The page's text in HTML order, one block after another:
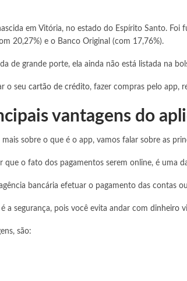
em Vitória, no estado do Espírito Santo.
20,27%) e o Banco Original (com 17,76%).
de grande porte, ela ainda não está listada na
o seu cartão de crédito, fazer compras pelo app,
vantagens do
sobre o que é o app, vamos falar sobre as
que o fato dos pagamentos serem online, é uma
bancária efetuar o pagamento das contas
a segurança, pois você evita andar com dinheiro
são: